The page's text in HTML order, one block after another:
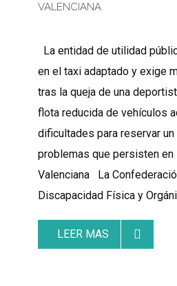
VALENCIANA
La entidad de utilidad
en el taxi adaptado y exige
tras la queja de una
flota reducida de vehículos
dificultades para reservar
problemas que persisten en
Valenciana La
Discapacidad Física y
LEER MAS